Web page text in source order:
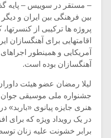
– مستقر در سوییس – پایه
بین فرهنگی بین ایران و
پروژه ها ترکیبی از
اقامتهایی برای آهنگسازان
آمریکایی و همینطور
آهنگسازان بوده است.
لیلا رمضان عضو هیئت
جشنواره ملی موسیقی جوان
هنری جایزه پیانوی «باربد»
در یک رویداد ویژه که برای
برابر خشونت علیه زنان